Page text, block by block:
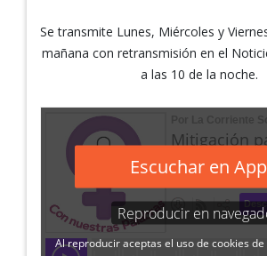
Se transmite Lunes, Miércoles y
mañana con retransmisión en el
a las 10 de la noche.